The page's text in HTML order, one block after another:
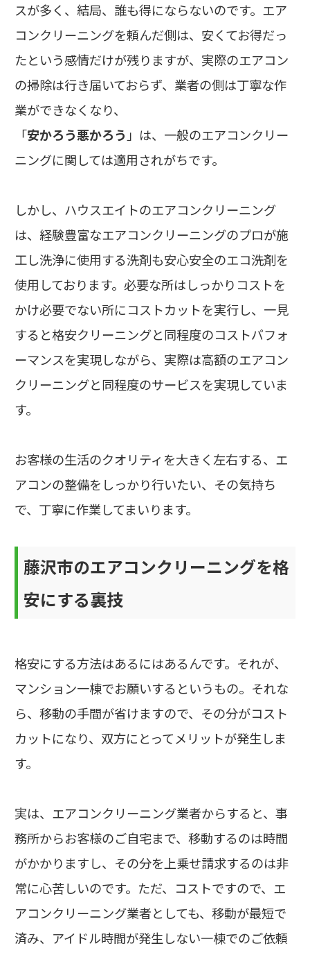
スが多く、結局、誰も得にならないのです。エア
コンクリーニングを頼んだ側は、安くてお得だっ
たという感情だけが残りますが、実際のエアコン
の掃除は行き届いておらず、業者の側は丁寧な作
業ができなくなり、
「安かろう悪かろう 」は、一般のエアコンクリー
ニングに関しては適用されがちです。
しかし、ハウスエイトのエアコンクリーニング
は、経験豊富なエアコンクリーニングのプロが施
工し洗浄に使用する洗剤も安心安全のエコ洗剤を
使用しております。必要な所はしっかりコストを
かけ必要でない所にコストカットを実行し、一見
すると格安クリーニングと同程度のコストパフォ
ーマンスを実現しながら、実際は高額のエアコン
クリーニングと同程度のサービスを実現していま
す。
お客様の生活のクオリティを大きく左右する、エ
アコンの整備をしっかり行いたい、その気持ち
で、丁寧に作業してまいります。
藤沢市のエアコンクリーニングを格
安にする裏技
格安にする方法はあるにはあるんです。それが、
マンション一棟でお願いするというもの。それな
ら、移動の手間が省けますので、その分がコスト
カットになり、双方にとってメリットが発生しま
す。
実は、エアコンクリーニング業者からすると、事
務所からお客様のご自宅まで、移動するのは時間
がかかりますし、その分を上乗せ請求するのは非
常に心苦しいのです。ただ、コストですので、エ
アコンクリーニング業者としても、移動が最短で
済み、アイドル時間が発生しない一棟でのご依頼